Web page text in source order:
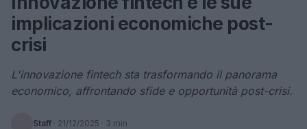
implicazioni economiche post-
crisi
L'innovazione fintech sta trasformando il panorama
economico, affrontando sfide e opportunità post-crisi.
Staff · 21/12/2025 · 3 min